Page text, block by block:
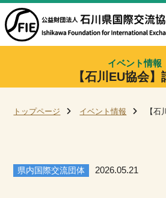
イベント情報
【石川EU協会】
トップページ イベント情報 【
県内国際交流団体 2026.05.21